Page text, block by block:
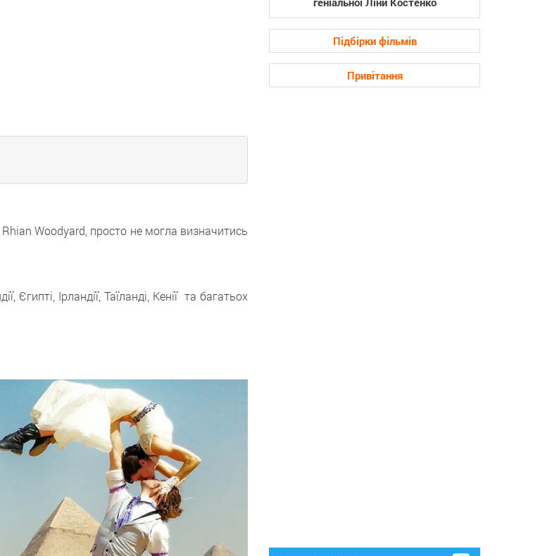
Woodyard, просто не могла визначитись
Ірландії, Таїланді, Кенії та багатьох
Підбірки фільмів
Привітання